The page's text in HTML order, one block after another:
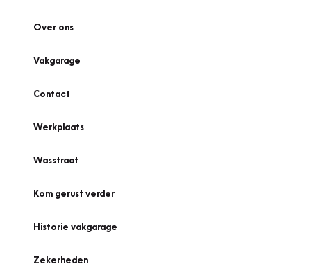
Over ons
Vakgarage
Contact
Werkplaats
Wasstraat
Kom gerust verder
Historie vakgarage
Zekerheden